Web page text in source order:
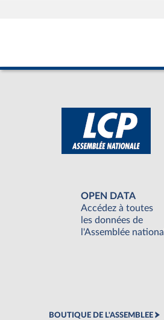
OPEN DATA
Accédez à toutes
les données de
l'Assemblée
BOUTIQUE DE L'ASSEMBLEE